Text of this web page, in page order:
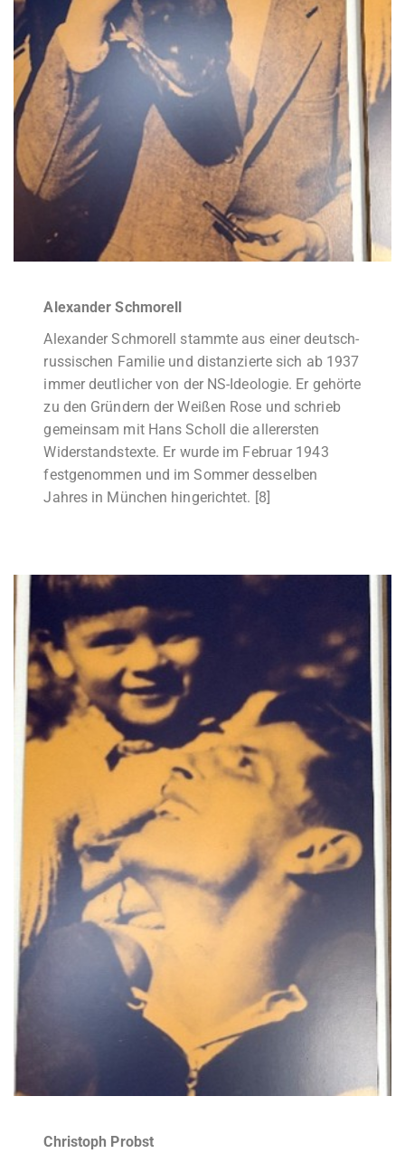
Alexander Schmorell
Alexander Schmorell stammte aus einer deutsch-
russischen Familie und distanzierte sich ab 1937
immer deutlicher von der NS-Ideologie. Er gehörte
zu den Gründern der Weißen Rose und schrieb
gemeinsam mit Hans Scholl die allerersten
Widerstandstexte. Er wurde im Februar 1943
festgenommen und im Sommer desselben
Jahres in München hingerichtet. [8]
Christoph Probst